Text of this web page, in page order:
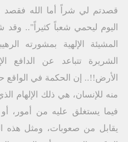
قصدتم لي شراً أما الله فقصد
اليوم ليحمي شعباً كثيراً"..
المشيئة الإلهية بمشورته
الشريرة تتباعد عن الدافع
الأرض!!.. إن الحكمة في الواقع
منه للإنسان، هي ذلك الإلهام
فيما يستغلق عليه من أمور،
يقابل من صعوبات، ومثل هذه